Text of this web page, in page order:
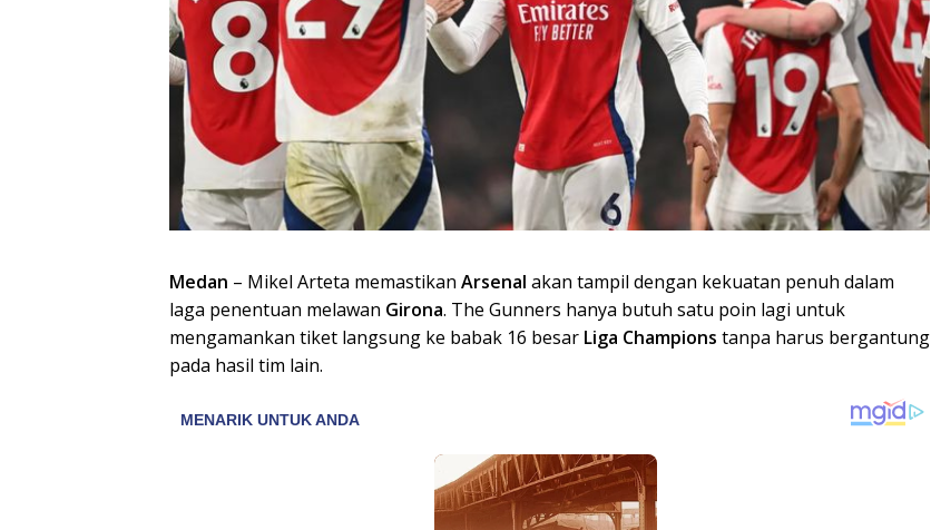
Medan – Mikel Arteta memastikan Arsenal akan tampil dengan kekuatan penuh dalam
laga penentuan melawan Girona. The Gunners hanya butuh satu poin lagi untuk
mengamankan tiket langsung ke babak 16 besar Liga Champions tanpa harus bergantung
pada hasil tim lain.